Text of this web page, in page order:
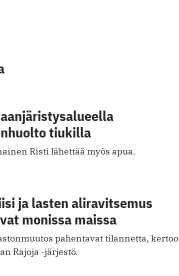
tiukilla
Risti lähettää myös apua.
ja lasten aliravitsemus
monissa maissa
pahentavat tilannetta, kertoo
Rajoja -järjestö.